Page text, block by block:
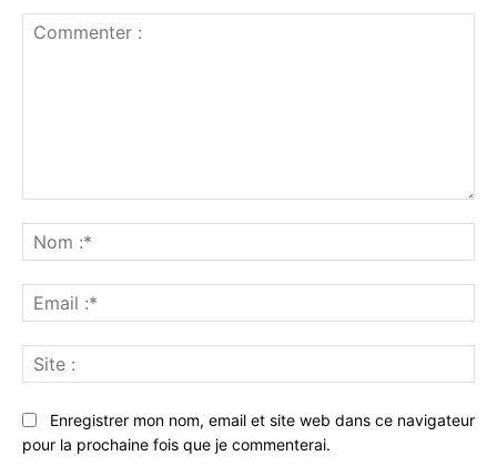
:*
:*
:
Enregistrer mon nom, email et site web dans ce navigateur
pour la prochaine fois que je commenterai.